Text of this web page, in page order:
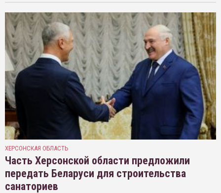
ХЕРСОНСКАЯ ОБЛАСТЬ
Часть Херсонской области предложили
передать Беларуси для строительства
санаториев